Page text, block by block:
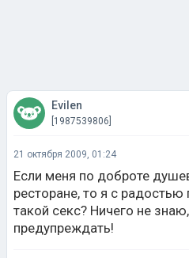
Evilen
[1987539806]
21 октября 2009, 01:24
Если меня по доброте
ресторане, то я с
такой секс? Ничего не
предупреждать!